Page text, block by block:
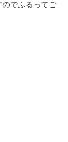
のでふるってご